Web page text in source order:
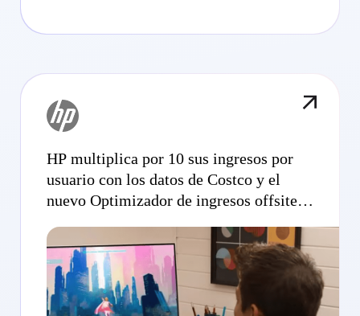
HP multiplica por 10 sus ingresos por
usuario con los datos de Costco y el
nuevo Optimizador de ingresos offsite